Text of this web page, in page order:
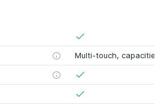
Multi-touch, capacitief